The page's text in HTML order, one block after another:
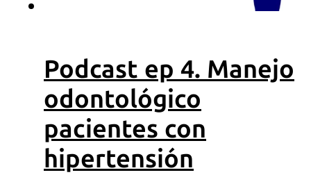
Podcast ep 4. Manejo
odontológico
pacientes con
hipertensión